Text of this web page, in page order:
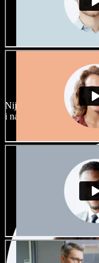
Veliki izbor
Nijedan projekt ne
i naglasaka i prilagodite